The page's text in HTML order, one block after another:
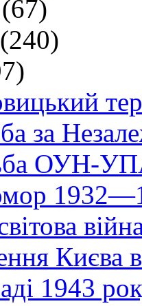
(67)
(240)
за
ОУН-УПА
Києва
1943